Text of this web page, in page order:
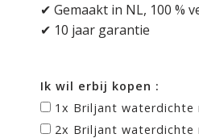
✔ Gemaakt in NL, 100 %
✔ 10 jaar garantie
Ik wil erbij kopen :
1x Briljant waterdichte
2x Briljant waterdichte